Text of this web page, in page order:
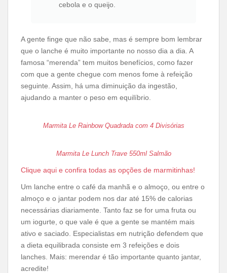
cebola e o queijo.
A gente finge que não sabe, mas é sempre bom lembrar
que o lanche é muito importante no nosso dia a dia. A
famosa “merenda” tem muitos benefícios, como fazer
com que a gente chegue com menos fome à refeição
seguinte. Assim, há uma diminuição da ingestão,
ajudando a manter o peso em equilíbrio.
Marmita Le Rainbow Quadrada com 4 Divisórias
Marmita Le Lunch Trave 550ml Salmão
Clique aqui e confira todas as opções de marmitinhas!
Um lanche entre o café da manhã e o almoço, ou entre o
almoço e o jantar podem nos dar até 15% de calorias
necessárias diariamente. Tanto faz se for uma fruta ou
um iogurte, o que vale é que a gente se mantém mais
ativo e saciado. Especialistas em nutrição defendem que
a dieta equilibrada consiste em 3 refeições e dois
lanches. Mais: merendar é tão importante quanto jantar,
acredite!